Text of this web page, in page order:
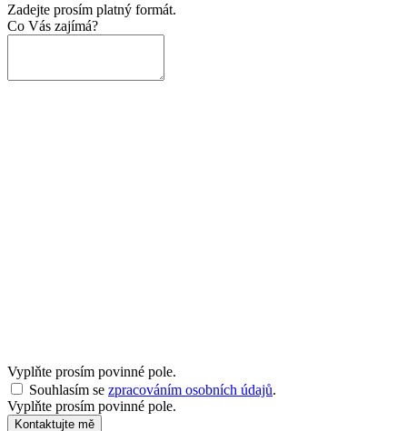
Zadejte prosím platný formát.
Co Vás zajímá?
Vyplňte prosím povinné pole.
Souhlasím se zpracováním osobních údajů.
Vyplňte prosím povinné pole.
Kontaktujte mě